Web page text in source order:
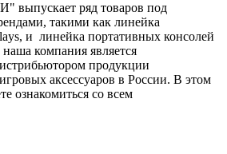
выпускает ряд товаров под
такими как линейка
и линейка портативных консолей
компания является
продукции
аксессуаров в России. В этом
ознакомиться со всем